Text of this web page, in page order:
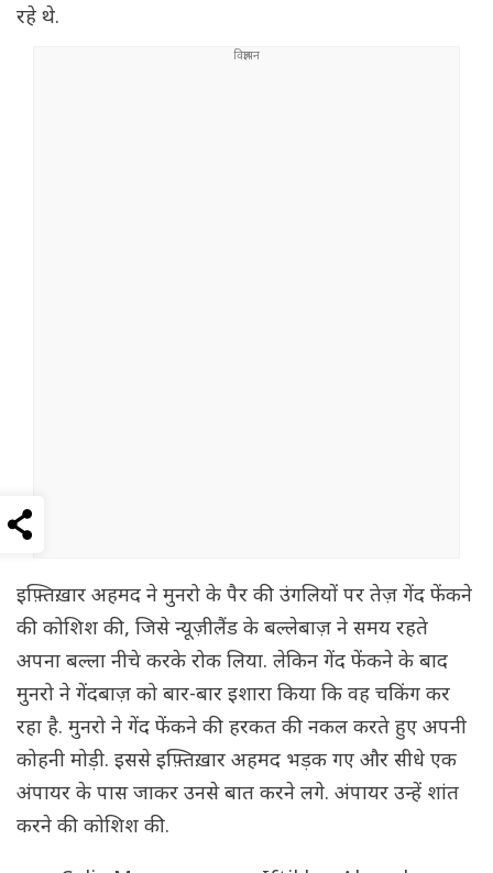
रहे थे.
इफ़्तिख़ार अहमद ने मुनरो के पैर की उंगलियों पर तेज़ गेंद फेंकने
की कोशिश की, जिसे न्यूज़ीलैंड के बल्लेबाज़ ने समय रहते
अपना बल्ला नीचे करके रोक लिया. लेकिन गेंद फेंकने के बाद
मुनरो ने गेंदबाज़ को बार-बार इशारा किया कि वह चकिंग कर
रहा है. मुनरो ने गेंद फेंकने की हरकत की नकल करते हुए अपनी
कोहनी मोड़ी. इससे इफ़्तिख़ार अहमद भड़क गए और सीधे एक
अंपायर के पास जाकर उनसे बात करने लगे. अंपायर उन्हें शांत
करने की कोशिश की.